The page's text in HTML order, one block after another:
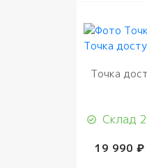
Точка
Склад
19 990 ₽